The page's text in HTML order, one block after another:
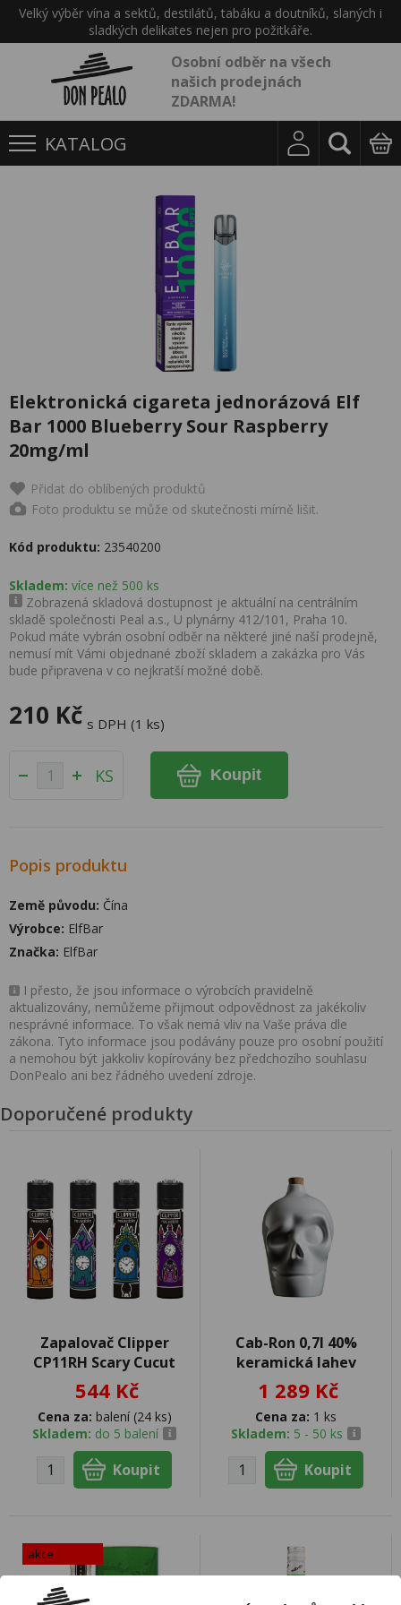
Velký výběr vína a sektů, destilátů, tabáku a doutníků, slaných i
sladkých delikates nejen pro požitkáře.
Osobní odběr na všech
našich prodejnách
ZDARMA!
KATALOG
Elektronická cigareta jednorázová Elf
Bar 1000 Blueberry Sour Raspberry
20mg/ml
Přidat do oblíbených produktů
Foto produktu se může od skutečnosti mírně lišit.
Kód produktu: 23540200
Skladem: více než 500 ks
Zobrazená skladová dostupnost je aktuální na centrálním
skladě společnosti Peal a.s., U plynárny 412/101, Praha 10.
Pokud máte vybrán osobní odběr na některé jiné naší prodejně,
nemusí mít Vámi objednané zboží skladem a zakázka pro Vás
bude připravena v co nejkratší možné době.
210 Kč s DPH (1 ks)
KS Koupit
Popis produktu
Země původu: Čína
Výrobce: ElfBar
Značka: ElfBar
I přesto, že jsou informace o výrobcích pravidelně
aktualizovány, nemůžeme přijmout odpovědnost za jakékoliv
nesprávné informace. To však nemá vliv na Vaše práva dle
zákona. Tyto informace jsou podávány pouze pro osobní použití
a nemohou být jakkoliv kopírovány bez předchozího souhlasu
DonPealo ani bez řádného uvedení zdroje.
Doporučené produkty
Zapalovač Clipper
CP11RH Scary Cucut
544 Kč
Cena za: balení (24 ks)
Skladem: do 5 balení
Cab-Ron 0,7l 40%
keramická lahev
1 289 Kč
Cena za: 1 ks
Skladem: 5 - 50 ks
akce